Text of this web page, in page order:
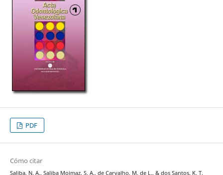
PDF
Cómo citar
Saliba, N. A., Saliba Moimaz, S. A., de Carvalho, M. de L., & dos Santos, K. T.